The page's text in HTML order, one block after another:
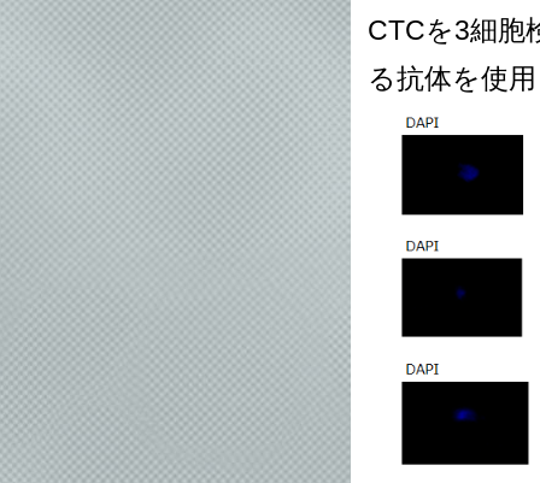
CTCを3細胞
る抗体を使用